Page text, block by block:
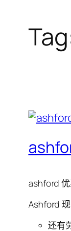
ashford
Ashford
还有